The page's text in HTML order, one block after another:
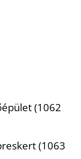
(1062
(1063